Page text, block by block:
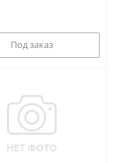
Под заказ